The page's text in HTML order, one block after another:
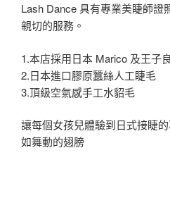
Lash Dance 具有專業美睫師證
親切的服務。
1.本店採用日本 Marico 及王子
2.日本進口膠原蠶絲人工睫毛
3.頂級空氣感手工水貂毛
讓每個女孩兒體驗到日式接睫
如舞動的翅膀